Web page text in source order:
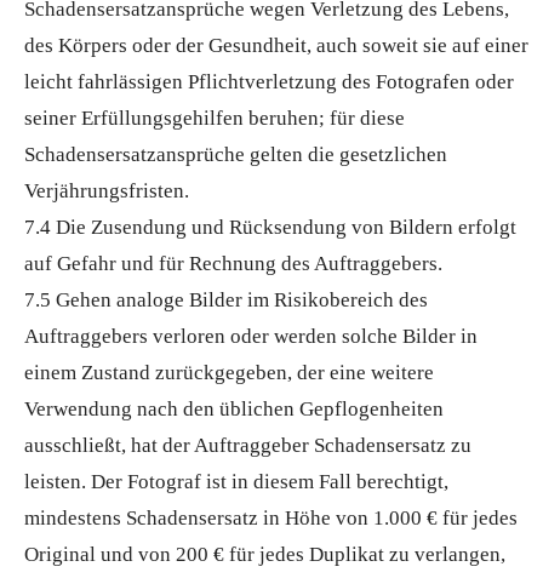
Schadensersatzansprüche wegen Verletzung des Lebens,
des Körpers oder der Gesundheit, auch soweit sie auf einer
leicht fahrlässigen Pflichtverletzung des Fotografen oder
seiner Erfüllungsgehilfen beruhen; für diese
Schadensersatzansprüche gelten die gesetzlichen
Verjährungsfristen.
7.4 Die Zusendung und Rücksendung von Bildern erfolgt
auf Gefahr und für Rechnung des Auftraggebers.
7.5 Gehen analoge Bilder im Risikobereich des
Auftraggebers verloren oder werden solche Bilder in
einem Zustand zurückgegeben, der eine weitere
Verwendung nach den üblichen Gepflogenheiten
ausschließt, hat der Auftraggeber Schadensersatz zu
leisten. Der Fotograf ist in diesem Fall berechtigt,
mindestens Schadensersatz in Höhe von 1.000 € für jedes
Original und von 200 € für jedes Duplikat zu verlangen,